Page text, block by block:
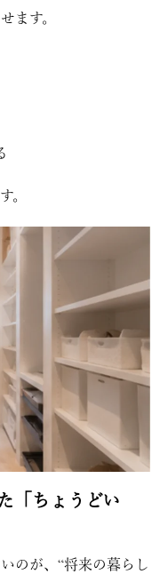
ます。
。
「ちょうどい
のが、“将来の暮らし